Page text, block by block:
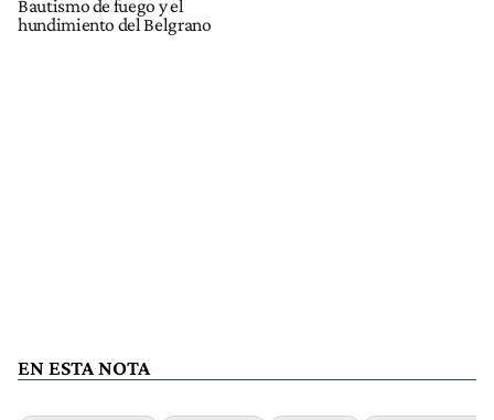
Bautismo de fuego y el
hundimiento del Belgrano
EN ESTA NOTA